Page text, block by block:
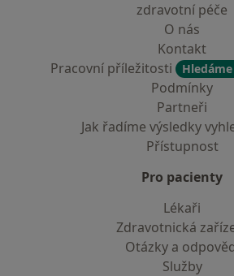
zdravotní péče
O nás
Kontakt
Pracovní příležitosti
Podmínky
Partneři
Jak řadíme výsledky
Přístupnost
Pro pacienty
Lékaři
Zdravotnická
Otázky a
Služby